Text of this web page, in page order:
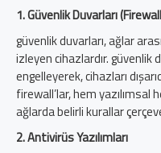
1. Güvenlik Duvarları
güvenlik duvarları, ağlar
izleyen cihazlardır. güvenlik
engelleyerek, cihazları
firewall’lar, hem yazılımsal
ağlarda belirli kurallar
2. Antivirüs Yazılımları